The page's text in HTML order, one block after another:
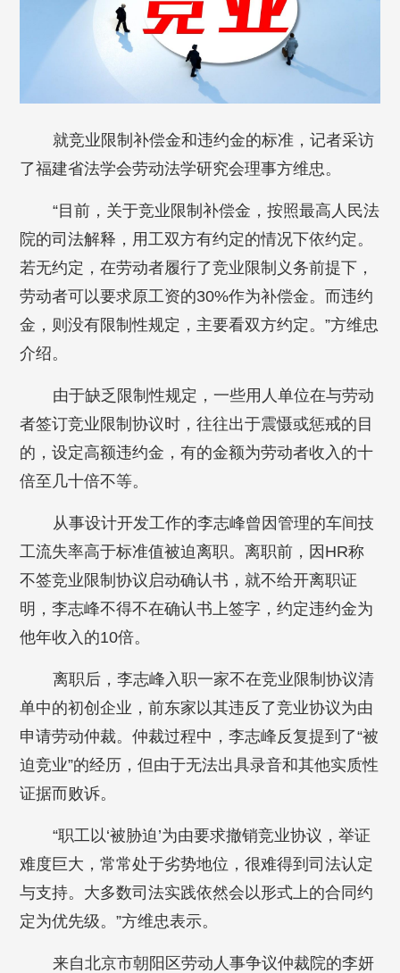
就竞业限制补偿金和违约金的标准，记者采访
了福建省法学会劳动法学研究会理事方维忠。
“目前，关于竞业限制补偿金，按照最高人民法
院的司法解释，用工双方有约定的情况下依约定。
若无约定，在劳动者履行了竞业限制义务前提下，
劳动者可以要求原工资的30%作为补偿金。而违约
金，则没有限制性规定，主要看双方约定。”方维忠
介绍。
由于缺乏限制性规定，一些用人单位在与劳动
者签订竞业限制协议时，往往出于震慑或惩戒的目
的，设定高额违约金，有的金额为劳动者收入的十
倍至几十倍不等。
从事设计开发工作的李志峰曾因管理的车间技
工流失率高于标准值被迫离职。离职前，因HR称
不签竞业限制协议启动确认书，就不给开离职证
明，李志峰不得不在确认书上签字，约定违约金为
他年收入的10倍。
离职后，李志峰入职一家不在竞业限制协议清
单中的初创企业，前东家以其违反了竞业协议为由
申请劳动仲裁。仲裁过程中，李志峰反复提到了“被
迫竞业”的经历，但由于无法出具录音和其他实质性
证据而败诉。
“职工以‘被胁迫’为由要求撤销竞业协议，举证
难度巨大，常常处于劣势地位，很难得到司法认定
与支持。大多数司法实践依然会以形式上的合同约
定为优先级。”方维忠表示。
来自北京市朝阳区劳动人事争议仲裁院的李妍